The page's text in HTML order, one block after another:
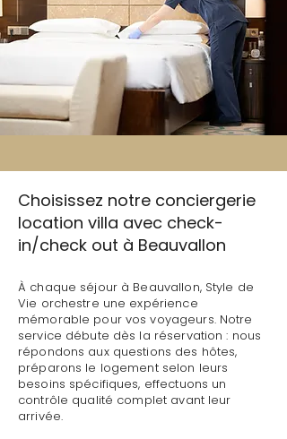
Choisissez notre conciergerie
location villa avec check-
in/check out à Beauvallon
À chaque séjour à Beauvallon, Style de
Vie orchestre une expérience
mémorable pour vos voyageurs. Notre
service débute dès la réservation : nous
répondons aux questions des hôtes,
préparons le logement selon leurs
besoins spécifiques, effectuons un
contrôle qualité complet avant leur
arrivée.